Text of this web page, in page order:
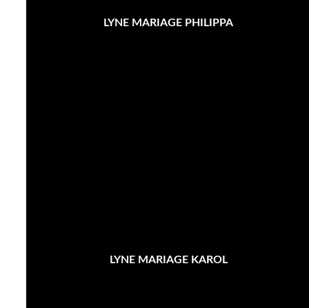
LYNE MARIAGE PHILIPPA
LYNE MARIAGE KAROL